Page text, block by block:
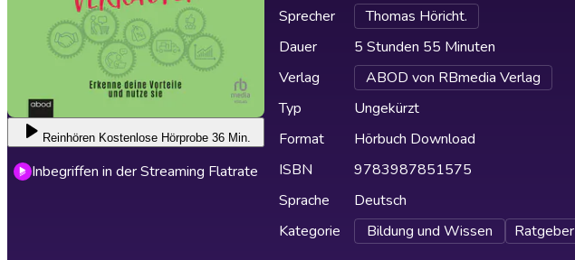
Reinhören Kostenlose Hörprobe 36 Min.
Inbegriffen in der Streaming Flatrate
Sprecher
Thomas Höricht.
Dauer
5 Stunden 55 Minuten
Verlag
ABOD von RBmedia Verlag
Typ
Ungekürzt
Format
Hörbuch Download
ISBN
9783987851575
Sprache
Deutsch
Kategorie
Bildung und Wissen Ratgeber